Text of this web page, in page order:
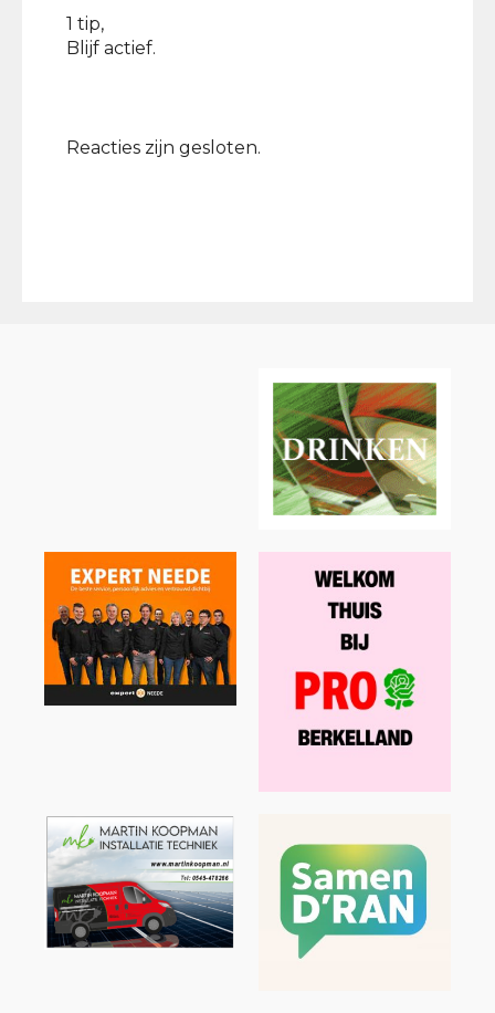
1 tip,
Blijf actief.
Reacties zijn gesloten.